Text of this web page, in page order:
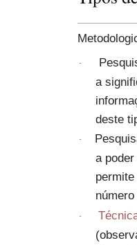
·
a
deste
·
a
·